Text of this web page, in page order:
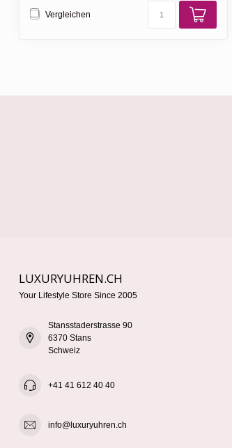
Vergleichen
LUXURYUHREN.CH
Your Lifestyle Store Since 2005
Stansstaderstrasse 90
6370 Stans
Schweiz
+41 41 612 40 40
info@luxuryuhren.ch